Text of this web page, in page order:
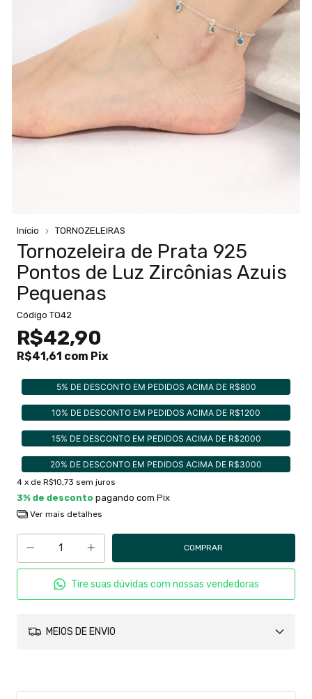
Início TORNOZELEIRAS
Tornozeleira de Prata 925
Pontos de Luz Zircônias Azuis
Pequenas
Código TO42
R$42,90
R$41,61 com Pix
5% DE DESCONTO EM PEDIDOS ACIMA DE R$800
10% DE DESCONTO EM PEDIDOS ACIMA DE R$1200
15% DE DESCONTO EM PEDIDOS ACIMA DE R$2000
20% DE DESCONTO EM PEDIDOS ACIMA DE R$3000
4 x de R$10,73 sem juros
3% de desconto pagando com Pix
Ver mais detalhes
Tire suas dúvidas com nossas vendedoras
MEIOS DE ENVIO